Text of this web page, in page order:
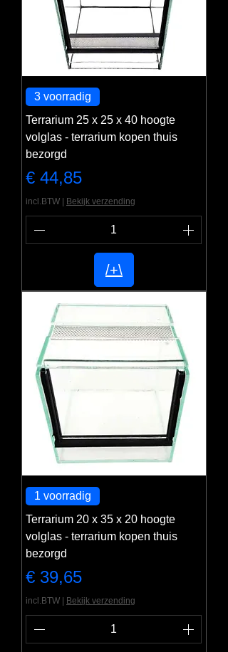
3 voorradig
Terrarium 25 x 25 x 40 hoogte
volglas - terrarium kopen thuis
bezorgd
Prijs
€ 44,85
incl.BTW Bekijk verzending
/+\
1 voorradig
Terrarium 20 x 35 x 20 hoogte
volglas - terrarium kopen thuis
bezorgd
Prijs
€ 39,65
incl.BTW Bekijk verzending